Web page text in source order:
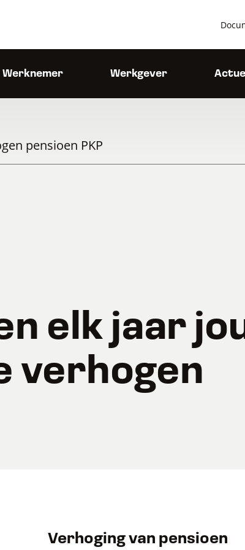
Werknemer Werkgever
pensioen PKP
elk jaar
verhogen
Verhoging van pensioen